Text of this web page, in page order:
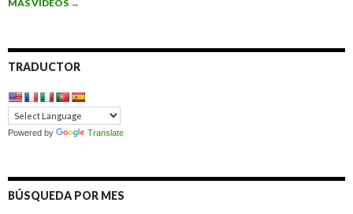
MÁS VÍDEOS →
TRADUCTOR
Powered by Translate
BÚSQUEDA POR MES